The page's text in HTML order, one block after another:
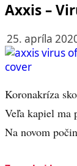
Axxis –
25. apríla
Koronakríza
Veľa kapiel ma
Na novom